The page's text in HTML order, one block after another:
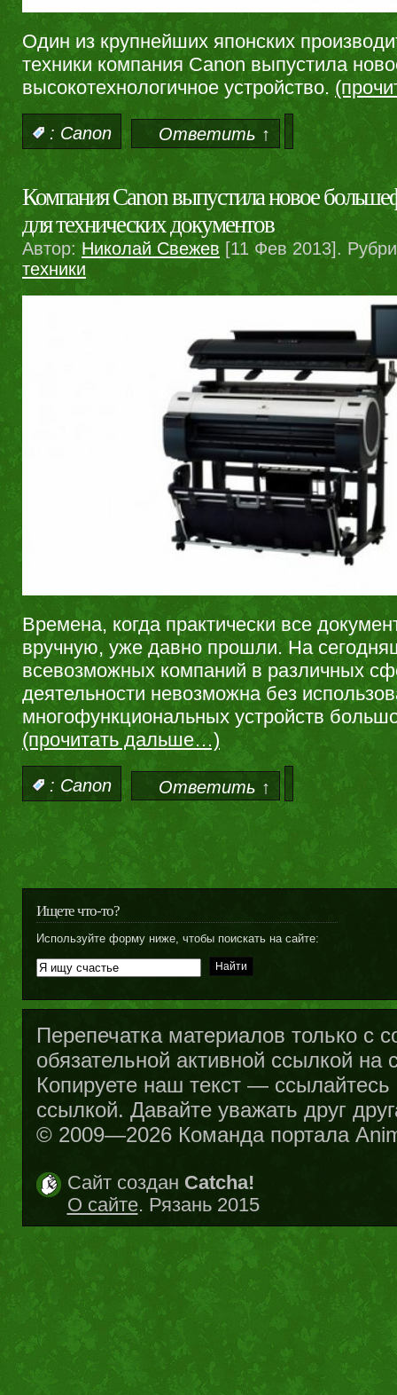
Один из крупнейших японских
техники компания Canon выпустила
высокотехнологичное устройство.
: Canon Ответить ↑
Компания Canon выпустила новое
для технических документов
Автор: Николай Свежев [11 Фев 2013].
техники
Времена, когда практически все
вручную, уже давно прошли. На
всевозможных компаний в различных
деятельности невозможна без
многофункциональных устройств
(прочитать дальше…)
: Canon Ответить ↑
Ищете что-то?
Используйте форму ниже, чтобы поискать на сайте:
Перепечатка материалов только с
обязательной активной ссылкой на
Копируете наш текст —
ссылкой. Давайте уважать друг
© 2009—2026 Команда портала
Сайт создан Catcha!
О сайте. Рязань 2015